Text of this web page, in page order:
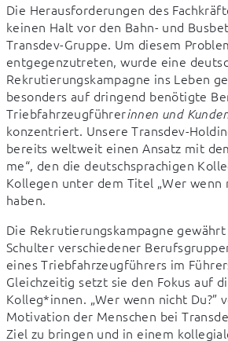
Die Herausforderungen des
keinen Halt vor den Bahn- und
Transdev-Gruppe. Um diesem
entgegenzutreten, wurde eine
Rekrutierungskampagne ins Leben
besonders auf dringend benötigte
Triebfahrzeugführerinnen und
konzentriert. Unsere Transdev-
bereits weltweit einen Ansatz mit
me“, den die deutschsprachigen
Kollegen unter dem Titel „Wer wenn
haben.
Die Rekrutierungskampagne
Schulter verschiedener
eines Triebfahrzeugführers im
Gleichzeitig setzt sie den Fokus auf
Kolleg*innen. „Wer wenn nicht Du?”
Motivation der Menschen bei
Ziel zu bringen und in einem